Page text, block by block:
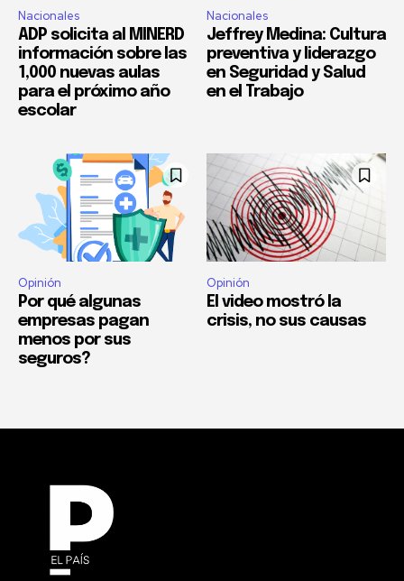
Nacionales
ADP solicita al MINERD
información sobre las
1,000 nuevas aulas
para el próximo año
escolar
Nacionales
Jeffrey Medina: Cultura
preventiva y liderazgo
en Seguridad y Salud
en el Trabajo
Opinión
Por qué algunas
empresas pagan
menos por sus
seguros?
Opinión
El video mostró la
crisis, no sus causas